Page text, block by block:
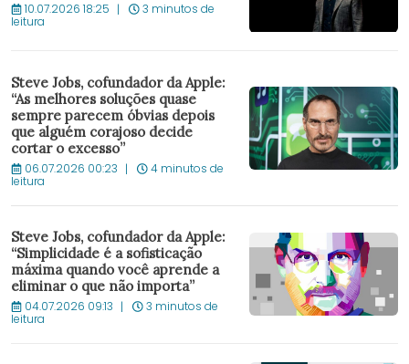
10.07.2026 18:25 3 minutos de
leitura
Steve Jobs, cofundador da Apple:
“As melhores soluções quase
sempre parecem óbvias depois
que alguém corajoso decide
cortar o excesso”
06.07.2026 00:23 4 minutos de
leitura
Steve Jobs, cofundador da Apple:
“Simplicidade é a sofisticação
máxima quando você aprende a
eliminar o que não importa”
04.07.2026 09:13 3 minutos de
leitura